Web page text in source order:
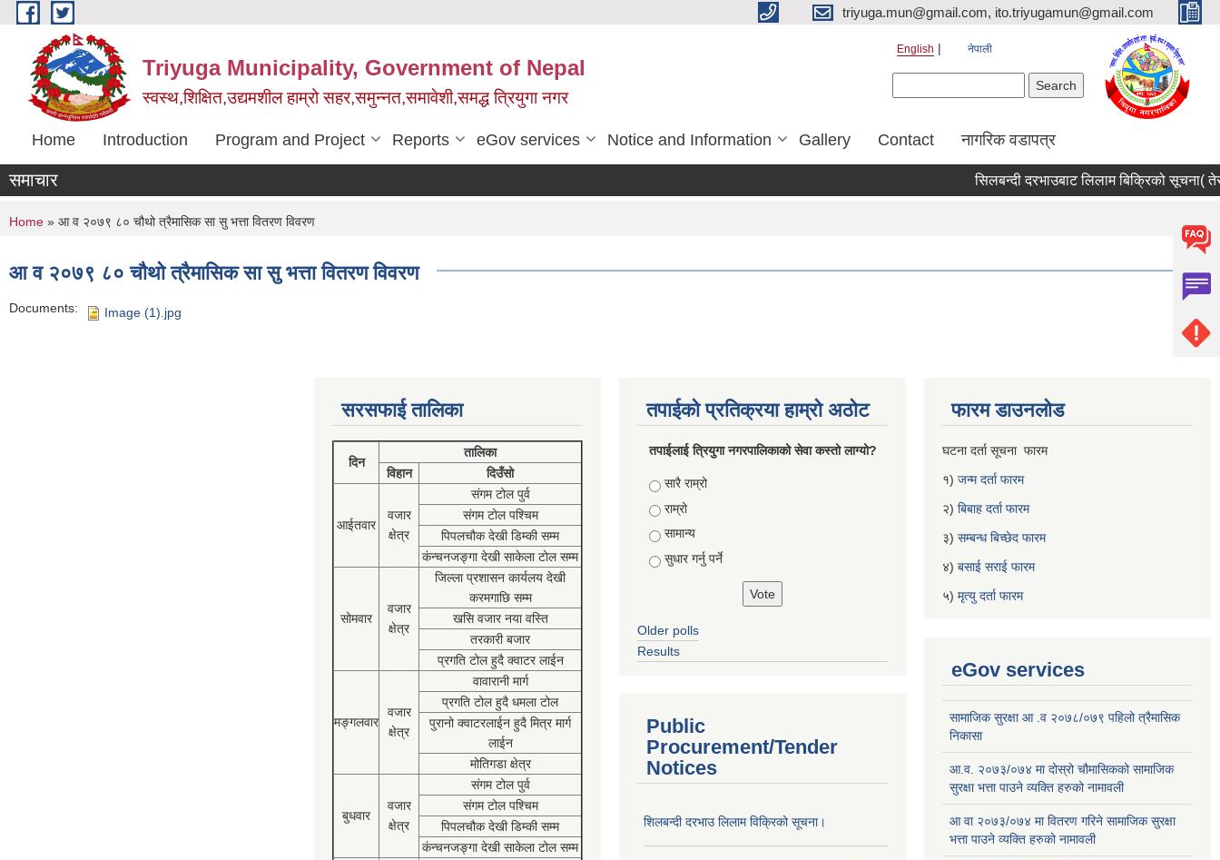
Skip to main content triyuga.mun@gmail.com, ito.triyugamun@gmail.com
Triyuga Municipality, Government of Nepal
स्वस्थ,शिक्षित,उद्यमशील हाम्रो सहर,समुन्नत,समावेशी,समद्ध त्रियुगा नगर
English नेपाली
Home Introduction Program and Project Reports eGov services Notice and Information Gallery Contact नागरिक वडापत्र
समाचार सिलबन्दी दरभाउबाट लिलाम बिक्रिको सूचना(
You are here
Home » आ व २०७९ ८० चौथो त्रैमासिक सा सु भत्ता वितरण विवरण
आ व २०७९ ८० चौथो त्रैमासिक सा सु भत्ता वितरण विवरण
Documents: Image (1).jpg
सरसफाई तालिका
दिन
तालिका
विहान
दिउँसो
आईतवार
वजार
क्षेत्र
संगम टोल पुर्व
संगम टोल पश्चिम
पिपलचौक देखी डिम्की सम्म
कंन्चनजङ्गा देखी साकेला टोल सम्म
सोमवार
वजार
क्षेत्र
जिल्ला प्रशासन कार्यलय देखी
करमगाछि सम्म
खसि वजार नया वस्ति
तरकारी बजार
प्रगति टोल हुदै क्वाटर लाईन
मङ्गलवार
वजार
क्षेत्र
वावारानी मार्ग
प्रगति टोल हुदै धमला टोल
पुरानो क्वाटरलाईन हुदै मित्र मार्ग
लाईन
मोतिगडा क्षेत्र
बुधवार
वजार
क्षेत्र
संगम टोल पुर्व
संगम टोल पश्चिम
पिपलचौक देखी डिम्की सम्म
कंन्चनजङ्गा देखी साकेला टोल सम्म
तपाईको प्रतिक्रया हाम्रो अठोट
तपाईलाई त्रियुगा नगरपालिकाको सेवा कस्तो लाग्यो?
Choices
सारै राम्रो
राम्रो
सामान्य
सुधार गर्नु पर्ने
Older polls
Results
Public
Procurement/Tender
Notices
शिलबन्दी दरभाउ लिलाम विक्रिको सूचना।
फारम डाउनलोड
घटना दर्ता सूचना फारम
१) जन्म दर्ता फारम
२) बिबाह दर्ता फारम
३) सम्बन्ध बिच्छेद फारम
४) बसाई सराई फारम
५) मृत्यु दर्ता फारम
eGov services
सामाजिक सुरक्षा आ .व २०७८/०७९ पहिलो त्रैमासिक
निकासा
आ.व. २०७३/०७४ मा दोस्रो चौमासिकको सामाजिक
सुरक्षा भत्ता पाउने व्यक्ति हरुको नामावली
आ वा २०७३/०७४ मा वितरण गरिने सामाजिक सुरक्षा
भत्ता पाउने व्यक्ति हरुको नामावली